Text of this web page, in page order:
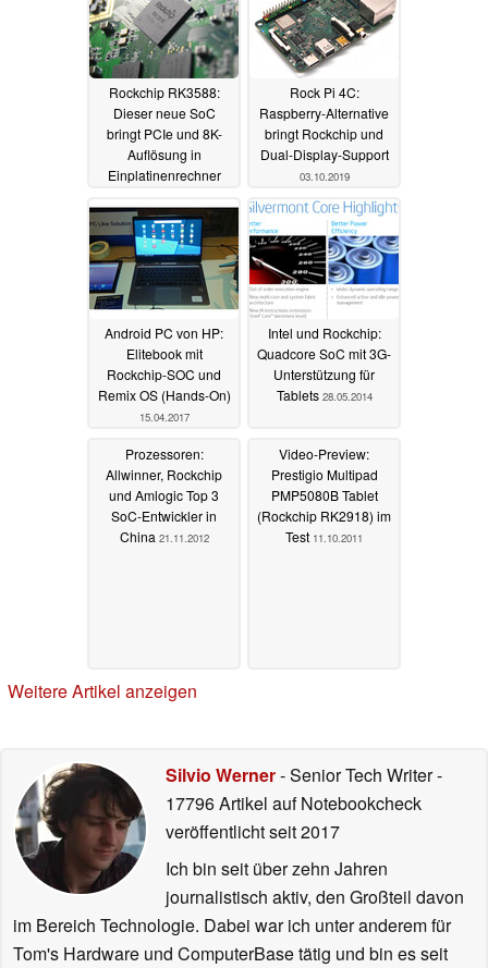
Rockchip RK3588:
Dieser neue SoC
bringt PCIe und 8K-
Auflösung in
Einplatinenrechner
Rock Pi 4C:
Raspberry-Alternative
bringt Rockchip und
Dual-Display-Support
03.10.2019
Android PC von HP:
Elitebook mit
Rockchip-SOC und
Remix OS (Hands-On)
15.04.2017
Intel und Rockchip:
Quadcore SoC mit 3G-
Unterstützung für
Tablets 28.05.2014
Prozessoren:
Allwinner, Rockchip
und Amlogic Top 3
SoC-Entwickler in
China 21.11.2012
Video-Preview:
Prestigio Multipad
PMP5080B Tablet
(Rockchip RK2918) im
Test 11.10.2011
Weitere Artikel anzeigen
Silvio Werner- Senior Tech Writer-
17796 Artikel auf Notebookcheck
veröffentlichtseit 2017
Ich bin seit über zehn Jahren
journalistisch aktiv, den Großteil davon
im Bereich Technologie. Dabei war ich unter anderem für
Tom's Hardware und ComputerBase tätig und bin es seit